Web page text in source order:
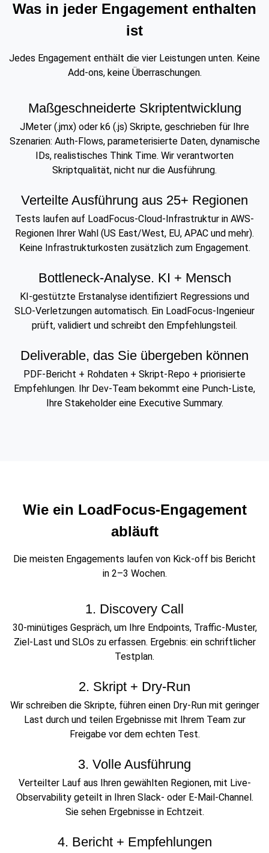
Was in jeder Engagement enthalten
ist
Jedes Engagement enthält die vier Leistungen unten. Keine
Add-ons, keine Überraschungen.
Maßgeschneiderte Skriptentwicklung
JMeter (.jmx) oder k6 (.js) Skripte, geschrieben für Ihre
Szenarien: Auth-Flows, parameterisierte Daten, dynamische
IDs, realistisches Think Time. Wir verantworten
Skriptqualität, nicht nur die Ausführung.
Verteilte Ausführung aus 25+ Regionen
Tests laufen auf LoadFocus-Cloud-Infrastruktur in AWS-
Regionen Ihrer Wahl (US East/West, EU, APAC und mehr).
Keine Infrastrukturkosten zusätzlich zum Engagement.
Bottleneck-Analyse. KI + Mensch
KI-gestützte Erstanalyse identifiziert Regressions und
SLO-Verletzungen automatisch. Ein LoadFocus-Ingenieur
prüft, validiert und schreibt den Empfehlungsteil.
Deliverable, das Sie übergeben können
PDF-Bericht + Rohdaten + Skript-Repo + priorisierte
Empfehlungen. Ihr Dev-Team bekommt eine Punch-Liste,
Ihre Stakeholder eine Executive Summary.
Wie ein LoadFocus-Engagement
abläuft
Die meisten Engagements laufen von Kick-off bis Bericht
in 2–3 Wochen.
1. Discovery Call
30-minütiges Gespräch, um Ihre Endpoints, Traffic-Muster,
Ziel-Last und SLOs zu erfassen. Ergebnis: ein schriftlicher
Testplan.
2. Skript + Dry-Run
Wir schreiben die Skripte, führen einen Dry-Run mit geringer
Last durch und teilen Ergebnisse mit Ihrem Team zur
Freigabe vor dem echten Test.
3. Volle Ausführung
Verteilter Lauf aus Ihren gewählten Regionen, mit Live-
Observability geteilt in Ihren Slack- oder E-Mail-Channel.
Sie sehen Ergebnisse in Echtzeit.
4. Bericht + Empfehlungen